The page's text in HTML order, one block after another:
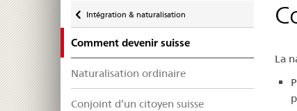
Intégration & naturalisation
Comment devenir suisse
Naturalisation ordinaire
Conjoint d’un citoyen suisse
La